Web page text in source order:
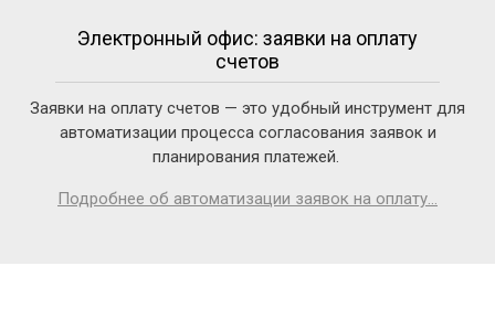
Электронный офис: заявки на оплату
счетов
Заявки на оплату счетов — это удобный инструмент для
автоматизации процесса согласования заявок и
планирования платежей.
Подробнее об автоматизации заявок на оплату...